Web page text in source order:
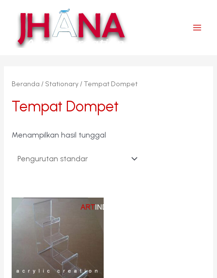
Beranda / Stationary/ Tempat Dompet
Tempat Dompet
Menampilkan hasil tunggal